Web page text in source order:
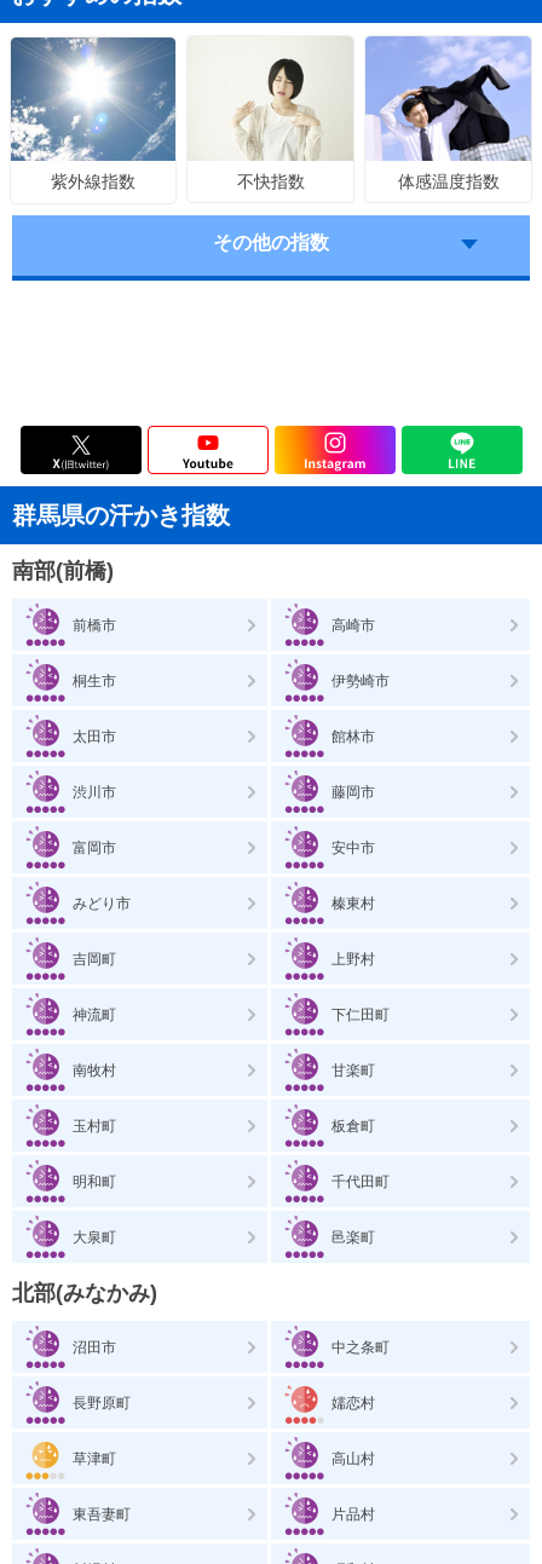
紫外線指数 不快指数 体感温度指数
その他の指数
群馬県の汗かき指数
南部(前橋)
前橋市 高崎市
桐生市 伊勢崎市
太田市 館林市
渋川市 藤岡市
富岡市 安中市
みどり市 榛東村
吉岡町 上野村
神流町 下仁田町
南牧村 甘楽町
玉村町 板倉町
明和町 千代田町
大泉町 邑楽町
北部(みなかみ)
沼田市 中之条町
長野原町 嬬恋村
草津町 高山村
東吾妻町 片品村